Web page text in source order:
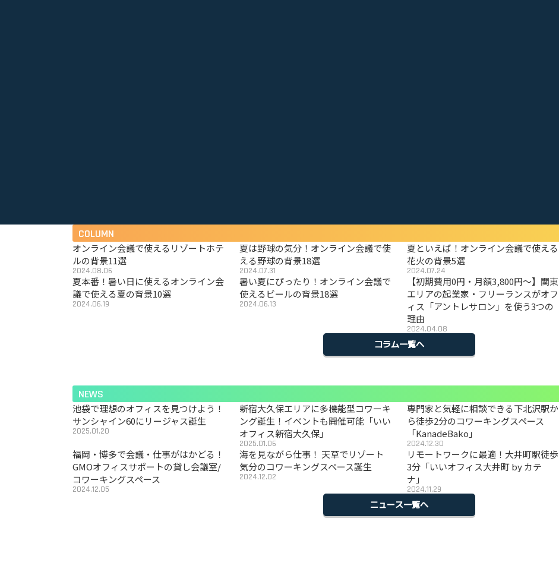
COLUMN
オンライン会議で使えるリゾートホテ
ルの背景11選
2024.08.06
夏は野球の気分！オンライン会議で使
える野球の背景18選
2024.07.31
夏といえば！オンライン会議で使える
花火の背景5選
2024.07.24
夏本番！暑い日に使えるオンライン会
議で使える夏の背景10選
2024.06.19
暑い夏にぴったり！オンライン会議で
使えるビールの背景18選
2024.06.13
【初期費用0円・月額3,800円〜】関東
エリアの起業家・フリーランスがオフ
ィス「アントレサロン」を使う3つの
理由
2024.04.08
コラム一覧へ
NEWS
池袋で理想のオフィスを見つけよう！
サンシャイン60にリージャス誕生
2025.01.20
新宿大久保エリアに多機能型コワーキ
ング誕生！イベントも開催可能「いい
オフィス新宿大久保」
2025.01.06
専門家と気軽に相談できる下北沢駅か
ら徒歩2分のコワーキングスペース
「KanadeBako」
2024.12.30
福岡・博多で会議・仕事がはかどる！
GMOオフィスサポートの貸し会議室/
コワーキングスペース
2024.12.05
海を見ながら仕事！ 天草でリゾート
気分のコワーキングスペース誕生
2024.12.02
リモートワークに最適！大井町駅徒歩
3分「いいオフィス大井町 by カテ
ナ」
2024.11.29
ニュース一覧へ